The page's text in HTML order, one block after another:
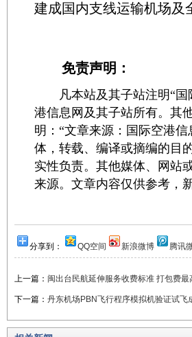
建成国内支线运输机场及
免责声明：
凡本站及其子站注明“国
港信息网及其子站所有。其
明：“文章来源：国际空港
体，转载、编译或摘编的目
实性负责。其他媒体、网站
来源。文章内容仅供参考，
分享到： QQ空间 新浪微博 腾讯
上一篇： 闽出台民航延伸服务收费标准 打包费最
下一篇： 丹东机场PBN飞行程序模拟机验证试飞